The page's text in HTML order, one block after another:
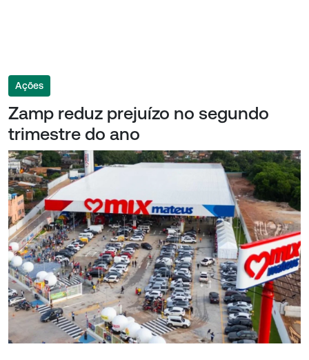
Ações
Zamp reduz prejuízo no segundo
trimestre do ano